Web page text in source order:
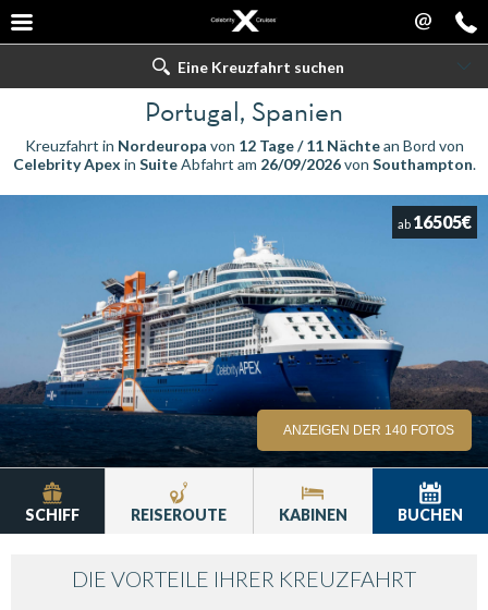
@
Eine Kreuzfahrt suchen
Portugal, Spanien
Kreuzfahrt in Nordeuropa von 12 Tage / 11 Nächtean Bord von
Celebrity Apex in SuiteAbfahrt am 26/09/2026von Southampton.
ab 16505€
ANZEIGEN DER 140 FOTOS
SCHIFF REISEROUTE KABINEN BUCHEN
DIE VORTEILE IHRER KREUZFAHRT